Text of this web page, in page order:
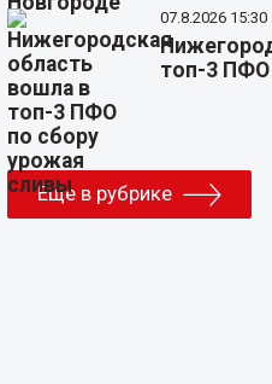
07.8.2026 15:30
топ-3 ПФО
Еще в рубрике